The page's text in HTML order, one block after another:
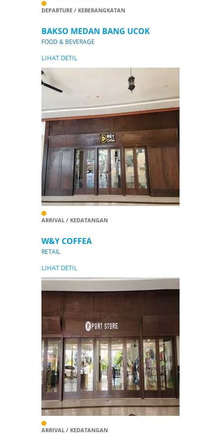
DEPARTURE / KEBERANGKATAN
BAKSO MEDAN BANG UCOK
FOOD & BEVERAGE
LIHAT DETIL
ARRIVAL / KEDATANGAN
W&Y COFFEA
RETAIL
LIHAT DETIL
ARRIVAL / KEDATANGAN